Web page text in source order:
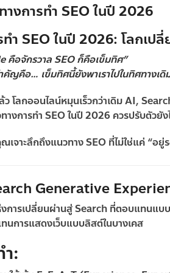
างการทำ SEO ในปี 2026
ำ SEO ในปี 2026: โลกเป
คือจักรวาล SEO ก็คือเข็มทิศ”
ญคือ… เข็มทิศนี้ยังพาเราไปในทิศทางเดิ
โลกออนไลน์หมุนเร็วกว่าเดิม AI,
างการทำ SEO ในปี 2026 ควรปรับตัวยัง
เจาะลึกถึงแนวทาง SEO ที่ไม่ใช่แค่ “
Generative
ารเปลี่ยนผ่านสู่Search ที่ตอบแทนแบ
การแสดงเว็บแบบลิสต์ในบางเคส
: